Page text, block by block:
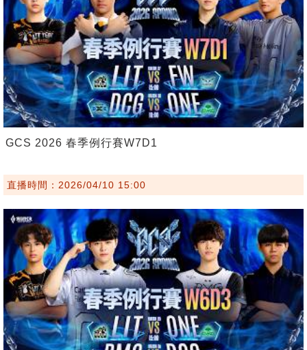
GCS 2026 春季例行賽W7D1
直播時間：2026/04/10 15:00